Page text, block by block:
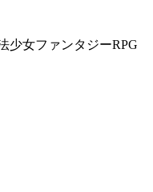
少女ファンタジーRPG